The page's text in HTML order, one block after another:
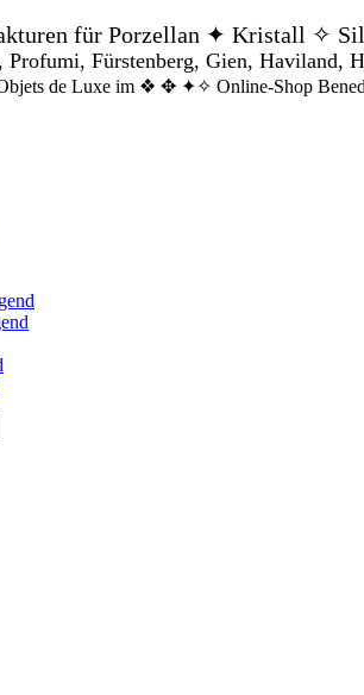
für Porzellan ✦ Kristall ✧
Profumi, Fürstenberg, Gien,
de Luxe im ❖ ✥ ✦✧ Online-Shop